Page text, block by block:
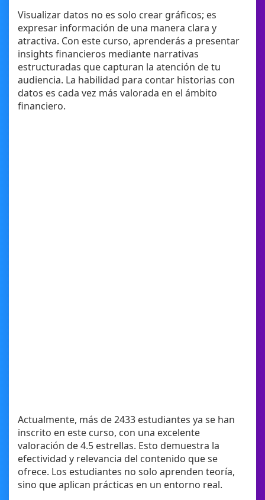
Visualizar datos no es solo crear gráficos; es
expresar información de una manera clara y
atractiva. Con este curso, aprenderás a presentar
insights financieros mediante narrativas
estructuradas que capturan la atención de tu
audiencia. La habilidad para contar historias con
datos es cada vez más valorada en el ámbito
financiero.
Actualmente, más de 2433 estudiantes ya se han
inscrito en este curso, con una excelente
valoración de 4.5 estrellas. Esto demuestra la
efectividad y relevancia del contenido que se
ofrece. Los estudiantes no solo aprenden teoría,
sino que aplican prácticas en un entorno real.